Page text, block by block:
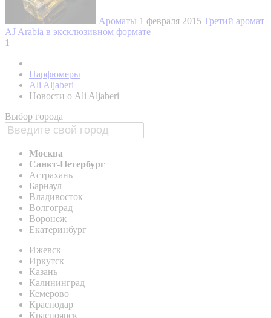
Ароматы 1 февраля 2015 Третий аромат
AJ Arabia в эксклюзивном формате
1
Парфюмеры
Ali Aljaberi
Новости о Ali Aljaberi
Выбор города
Москва
Санкт-Петербург
Астрахань
Барнаул
Владивосток
Волгоград
Воронеж
Екатеринбург
Ижевск
Иркутск
Казань
Калининград
Кемерово
Краснодар
Красноярск